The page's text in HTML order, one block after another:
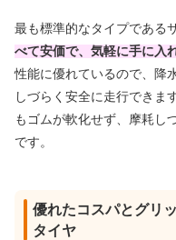
最も標準的なタイプである
べて安価で、気軽に手に入
性能に優れているので、降
しづらく安全に走行できま
もゴムが軟化せず、摩耗し
です。
優れたコスパとグリ
タイヤ